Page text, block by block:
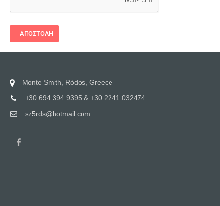
Monte Smith, Ródos, Greece
+30 694 394 9395 & +30 2241 032474
sz5rds@hotmail.com